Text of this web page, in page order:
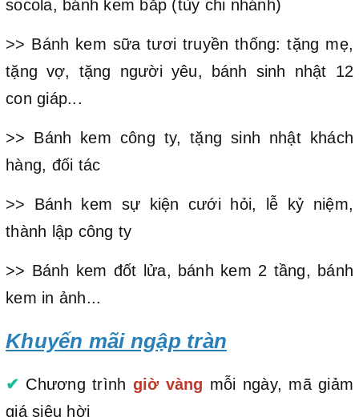
socola, bánh kem bắp (tùy chi nhánh)
>> Bánh kem sữa tươi truyền thống: tặng mẹ,
tặng vợ, tặng người yêu, bánh sinh nhật 12
con giáp...
>> Bánh kem công ty, tặng sinh nhật khách
hàng, đối tác
>> Bánh kem sự kiện cưới hỏi, lễ kỷ niệm,
thành lập công ty
>> Bánh kem đốt lửa, bánh kem 2 tầng, bánh
kem in ảnh...
Khuyến mãi ngập tràn
✔ Chương trình giờ vàng mỗi ngày, mã giảm
giá siêu hời